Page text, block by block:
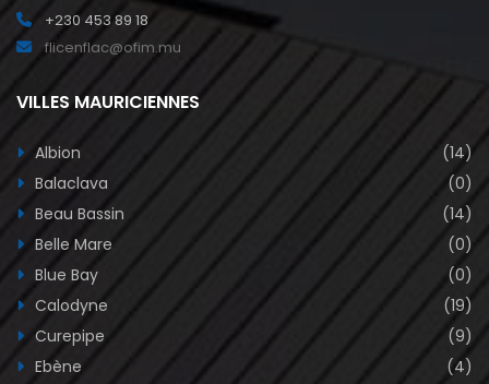
+230 453 89 18
flicenflac@ofim.mu
VILLES MAURICIENNES
Albion
(14)
Balaclava
(0)
Beau Bassin
(14)
Belle Mare
(0)
Blue Bay
(0)
Calodyne
(19)
Curepipe
(9)
Ebène
(4)